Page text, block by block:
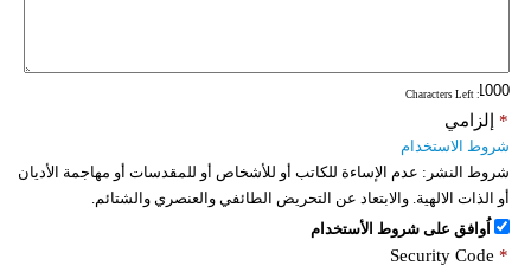
: Characters Left
إلزامي *
شروط الاستخدام
شروط النشر: عدم الإساءة للكاتب أو للأشخاص أو للمقدسات أو مهاجمة الأديان
أو الذات الالهية. والابتعاد عن التحريض الطائفي والعنصري والشتائم.
اُوافق على شروط الأستخدام
Security Code *